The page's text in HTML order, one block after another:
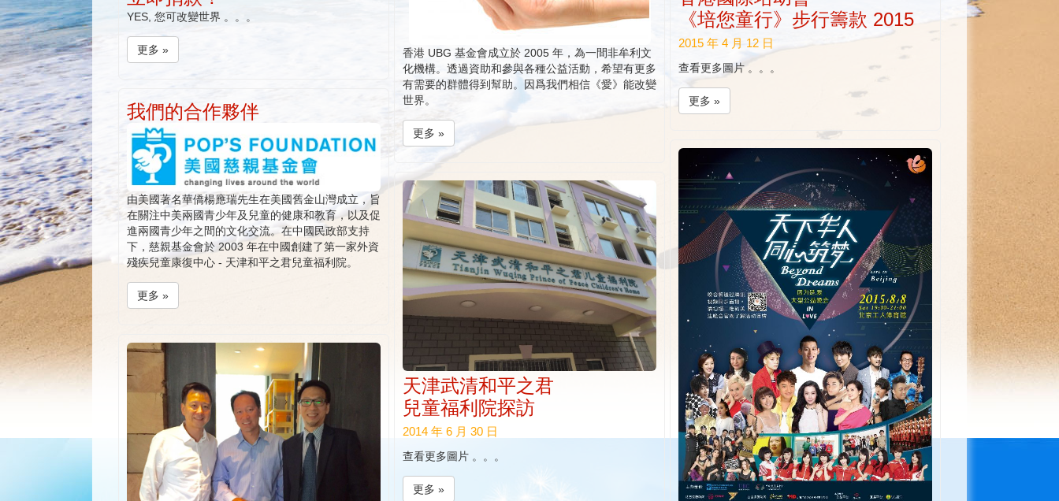
YES, 您可改變世界 。。。
更多 »
我們的合作夥伴
由美國著名華僑楊應瑞先生在美國舊金山灣成立，旨
在關注中美兩國青少年及兒童的健康和教育，以及促
進兩國青少年之間的文化交流。在中國民政部支持
下，慈親基金會於 2003 年在中國創建了第一家外資
殘疾兒童康復中心 - 天津和平之君兒童福利院。
更多 »
香港 UBG 基金會成立於 2005 年，為一間非牟利文
化機構。透過資助和參與各種公益活動，希望有更多
有需要的群體得到幫助。因爲我們相信《愛》能改變
世界。
更多 »
天津武清和平之君
兒童福利院探訪
2014 年 6 月 30 日
查看更多圖片 。。。
更多 »
《培您童行》步行籌款 2015
2015 年 4 月 12 日
查看更多圖片 。。。
更多 »